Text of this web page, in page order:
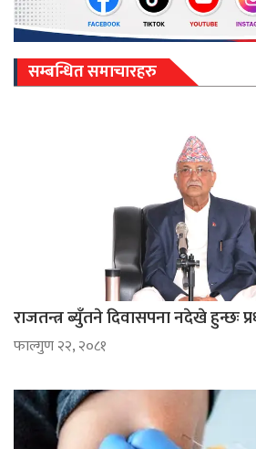
सम्बन्धित समाचारहरु
राजतन्त्र ब्युँतने दिवासपना नदेखे हुन्छः
फाल्गुण २२, २०८१